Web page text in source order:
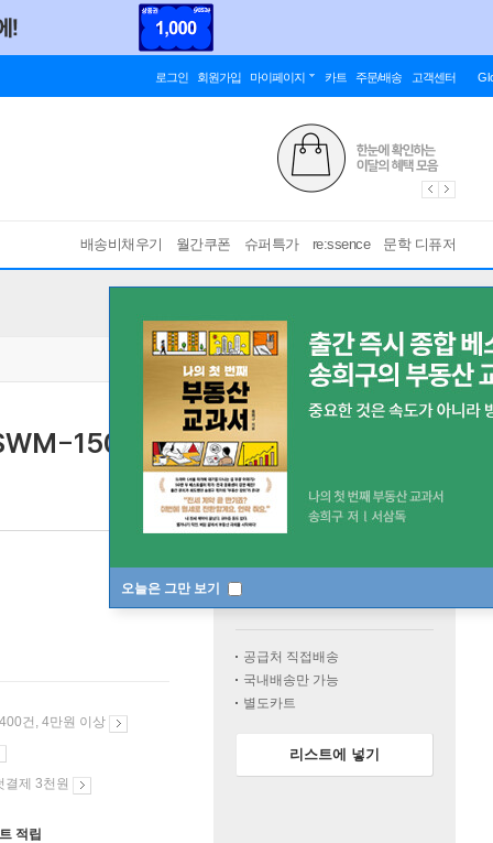
로그인 회원가입 마이페이지 카트 주문/배송 고객센터
배송비채우기 월간쿠폰 슈퍼특가 re:ssence 문학 디퓨저
오늘은 그만 보기
1500WSJ
건, 4만원 이상
결제 3천원
적립
수량
공급처 직접배송
국내배송만 가능
별도카트
리스트에 넣기